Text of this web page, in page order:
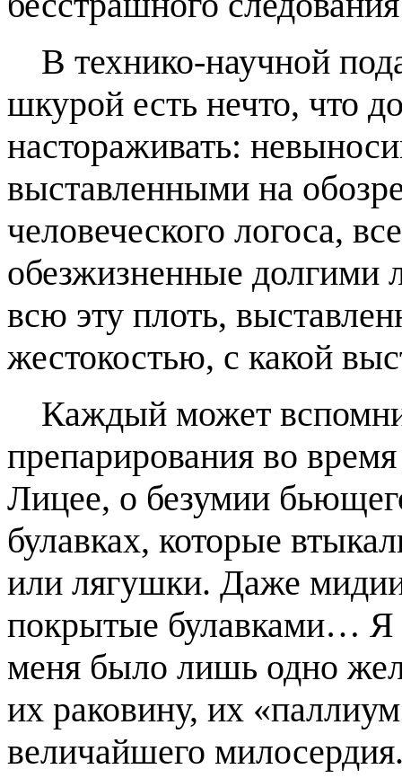
В технико-научной
шкурой есть нечто, что
настораживать:
выставленными на
человеческого логоса,
обезжизненные долгими
всю эту плоть,
жестокостью, с какой
Каждый может
препарирования во
Лицее, о безумии
булавках, которые
или лягушки. Даже
покрытые булавками…
меня было лишь одно
их раковину, их
величайшего